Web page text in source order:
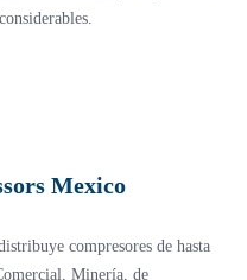
Mexico
compresores de hasta
Minería, de